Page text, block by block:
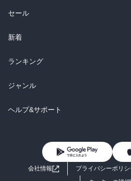
総合
ラノベ
雑誌・グラビア
BL・TL
セール
総合
ラノベ
雑誌・グラビア
BL・TL
新着
総合
ラノベ
雑誌・グラビア
ランキング
総合
ラノベ
ジャンル
コミック
ライトノベル
小
ヘルプ&サポート
よくあるご質問 お
会社情報 プライバシーポリシ